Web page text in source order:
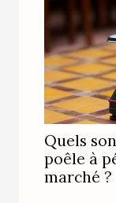
Quels
poêle à
marché ?